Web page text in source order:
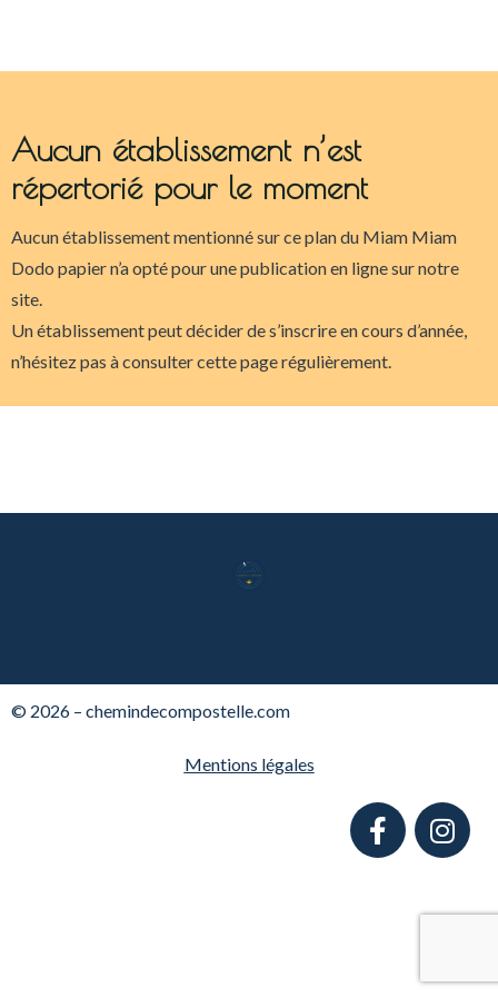
Aucun établissement n’est
répertorié pour le moment
Aucun établissement mentionné sur ce plan du Miam Miam
Dodo papier n’a opté pour une publication en ligne sur notre
site.
Un établissement peut décider de s’inscrire en cours d’année,
n’hésitez pas à consulter cette page régulièrement.
© 2026 – chemindecompostelle.com
Mentions légales